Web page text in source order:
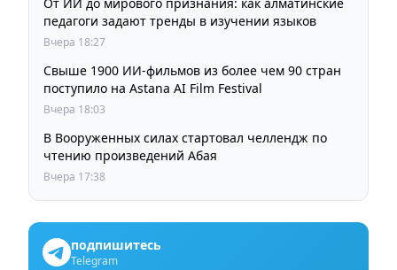
От ИИ до мирового признания: как алматинские
педагоги задают тренды в изучении языков
Вчера 18:27
Свыше 1900 ИИ-фильмов из более чем 90 стран
поступило на Astana AI Film Festival
Вчера 18:03
В Вооруженных силах стартовал челлендж по
чтению произведений Абая
Вчера 17:38
подпишитесь
Telegram